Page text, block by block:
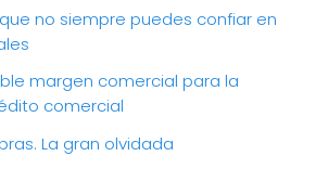
no siempre puedes confiar en
margen comercial para la
comercial
La gran olvidada